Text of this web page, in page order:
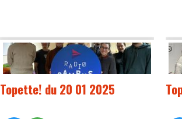
Topette! du 20 01 2025